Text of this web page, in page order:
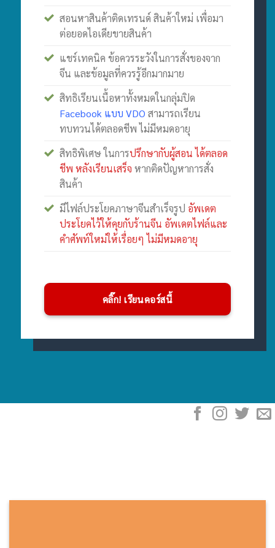
สอนหาสินค้าติดเทรนด์ สินค้าใหม่ เพื่อมา
ต่อยอดไอเดียขายสินค้า
แชร์เทคนิค ข้อควรระวังในการสั่งของจาก
จีน และข้อมูลที่ควรรู้อีกมากมาย
สิทธิเรียนเนื้อหาทั้งหมดในกลุ่มปิด
Facebook แบบ VDO สามารถเรียน
ทบทวนได้ตลอดชีพ ไม่มีหมดอายุ
สิทธิพิเศษ ในการปรึกษากับผู้สอน ได้ตลอด
ชีพ หลังเรียนเสร็จ หากติดปัญหาการสั่ง
สินค้า
มีไฟล์ประโยคภาษาจีนสำเร็จรูป อัพเดต
ประโยคไว้ให้คุยกับร้านจีน อัพเดตไฟล์และ
คำศัพท์ใหม่ให้เรื่อยๆ ไม่มีหมดอายุ
คลิ๊ก! เรียนคอร์สนี้